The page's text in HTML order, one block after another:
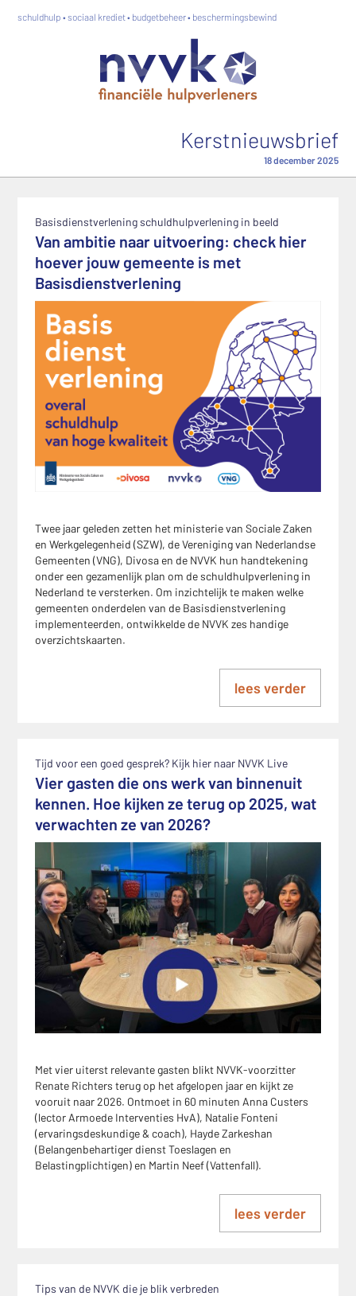
schuldhulp • sociaal krediet • budgetbeheer • beschermingsbewind
Kerstnieuwsbrief
18 december 2025
Basisdienstverlening schuldhulpverlening in beeld
Van ambitie naar uitvoering: check hier
hoever jouw gemeente is met
Basisdienstverlening
Twee jaar geleden zetten het ministerie van Sociale Zaken
en Werkgelegenheid (SZW), de Vereniging van Nederlandse
Gemeenten (VNG), Divosa en de NVVK hun handtekening
onder een gezamenlijk plan om de schuldhulpverlening in
Nederland te versterken. Om inzichtelijk te maken welke
gemeenten onderdelen van de Basisdienstverlening
implementeerden, ontwikkelde de NVVK zes handige
overzichtskaarten.
lees verder
Tijd voor een goed gesprek? Kijk hier naar NVVK Live
Vier gasten die ons werk van binnenuit
kennen. Hoe kijken ze terug op 2025, wat
verwachten ze van 2026?
Met vier uiterst relevante gasten blikt NVVK-voorzitter
Renate Richters terug op het afgelopen jaar en kijkt ze
vooruit naar 2026. Ontmoet in 60 minuten Anna Custers
(lector Armoede Interventies HvA), Natalie Fonteni
(ervaringsdeskundige & coach), Hayde Zarkeshan
(Belangenbehartiger dienst Toeslagen en
Belastingplichtigen) en Martin Neef (Vattenfall).
lees verder
Tips van de NVVK die je blik verbreden